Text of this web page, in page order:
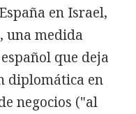
en Israel,
una medida
que deja
diplomática en
negocios ("al